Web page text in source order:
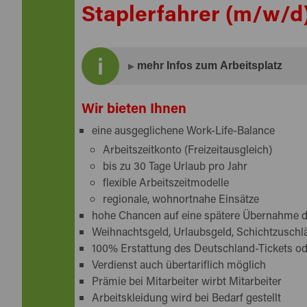
Staplerfahrer (m/w/
mehr Infos zum Arbeitsplatz
Gestalten Sie Ihre Zukunft neu und
Der Stapler ist Ihre Leidenschaft, der Beruf
Dann dürfen Sie sich hier austoben und
Tat schreiten.
Wir bieten Ihnen
eine ausgeglichene Work-Life-Balance
Arbeitszeitkonto (Freizeitausgleich)
bis zu 30 Tage Urlaub pro Jahr
flexible Arbeitszeitmodelle
regionale, wohnortnahe Einsätze
hohe Chancen auf eine spätere Übernahme
Weihnachtsgeld, Urlaubsgeld,
100% Erstattung des Deutschland-Tickets
Verdienst auch übertariflich möglich
Prämie bei Mitarbeiter wirbt Mitarbeiter
Arbeitskleidung wird bei Bedarf gestellt